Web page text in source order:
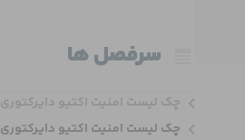
سرفصل ها
چک لیست امنیت اکتیو دایرکتوری